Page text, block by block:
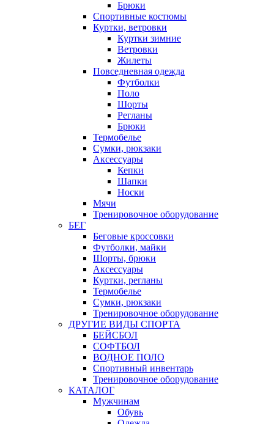
Брюки
Спортивные костюмы
Куртки, ветровки
Куртки зимние
Ветровки
Жилеты
Повседневная одежда
Футболки
Поло
Шорты
Регланы
Брюки
Термобелье
Сумки, рюкзаки
Аксессуары
Кепки
Шапки
Носки
Мячи
Тренировочное оборудование
БЕГ
Беговые кроссовки
Футболки, майки
Шорты, брюки
Аксессуары
Куртки, регланы
Термобелье
Сумки, рюкзаки
Тренировочное оборудование
ДРУГИЕ ВИДЫ СПОРТА
БЕЙСБОЛ
СОФТБОЛ
ВОДНОЕ ПОЛО
Спортивный инвентарь
Тренировочное оборудование
КАТАЛОГ
Мужчинам
Обувь